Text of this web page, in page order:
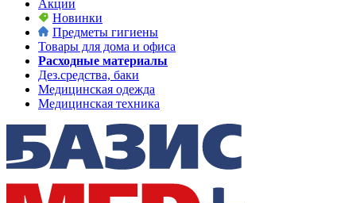
Акции
Новинки
Предметы гигиены
Товары для дома и офиса
Расходные материалы
Дез.средства, баки
Медицинская одежда
Медицинская техника